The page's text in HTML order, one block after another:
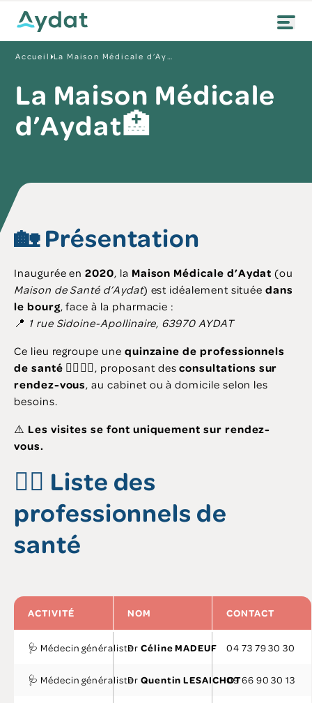
Accueil La Maison Médicale d’Aydat🏥
La Maison Médicale
d’Aydat🏥
🏡 Présentation
Inaugurée en2020, la Maison Médicale d’Aydat (ou
Maison de Santé d’Aydat) est idéalement situéedans
le bourg, face à la pharmacie :
📍 1 rue Sidoine-Apollinaire, 63970 AYDAT
Ce lieu regroupe une quinzaine de professionnels
de santé 👩‍⚕️👨‍⚕️, proposant desconsultations sur
rendez-vous, au cabinet ou à domicile selon les
besoins.
⚠️ Les visites se font uniquement sur rendez-
vous.
👩‍⚕️ Liste des
professionnels de
santé
ACTIVITÉ NOM CONTACT
🩺 Médecin généralisteDr Céline MADEUF 04 73 79 30 30
🩺 Médecin généralisteDr Quentin LESAICHOT09 66 90 30 13